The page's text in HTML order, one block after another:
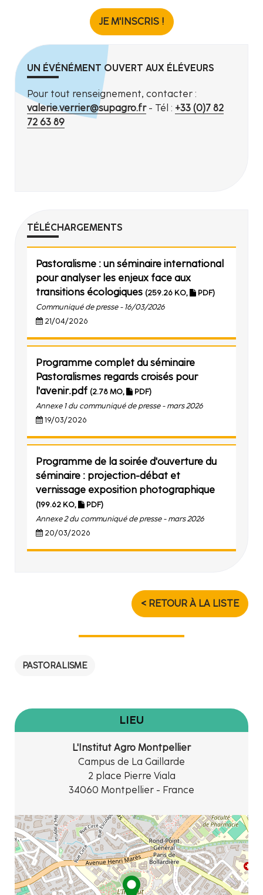
JE M'INSCRIS !
UN ÉVÉNÉMENT OUVERT AUX ÉLÉVEURS
Pour tout renseignement, contacter :
valerie.verrier@supagro.fr- Tél : +33 (0)7 82
72 63 89
TÉLÉCHARGEMENTS
Pastoralisme : un séminaire international
pour analyser les enjeux face aux
transitions écologiques (259.26 KO,
PDF)
Communiqué de presse - 16/03/2026
21/04/2026
Programme complet du séminaire
Pastoralismes regards croisés pour
l'avenir.pdf (2.78 MO,
PDF)
Annexe 1 du communiqué de presse - mars 2026
19/03/2026
Programme de la soirée d'ouverture du
séminaire : projection-débat et
vernissage exposition photographique
(199.62 KO,
PDF)
Annexe 2 du communiqué de presse - mars 2026
20/03/2026
< RETOUR À LA LISTE
PASTORALISME
LIEU
L'Institut Agro Montpellier
Campus de La Gaillarde
2 place Pierre Viala
34060 Montpellier - France